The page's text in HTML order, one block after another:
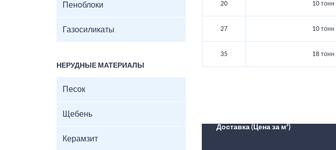
Пеноблоки
Газосиликаты
НЕРУДНЫЕ МАТЕРИАЛЫ
Песок
Щебень
Керамзит
20 10 тонн
27 10 тонн
35 18 тонн
Доставка (Цена за м³)